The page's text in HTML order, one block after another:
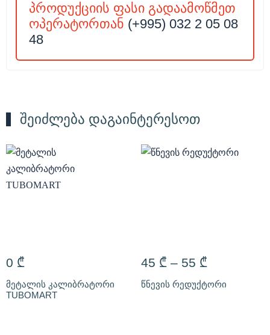
პროდუქციის ფასი გადაამოწმეთ
ოპერატორთან (+995) 032 2 05 08
48
შეიძლება დაგაინტერესოთ
0 ₾
მეტალის კალიბრატორი
TUBOMART
45 ₾ – 55 ₾
წნევის რედუქტორი